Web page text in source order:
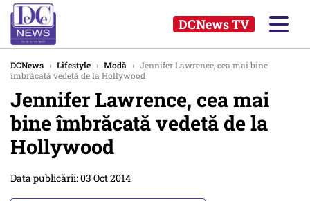
DCNews TV
DCNews › Lifestyle › Modă › Jennifer Lawrence, cea mai bine
îmbrăcată vedetă de la Hollywood
Jennifer Lawrence, cea mai
bine îmbrăcată vedetă de la
Hollywood
Data publicării: 03 Oct 2014